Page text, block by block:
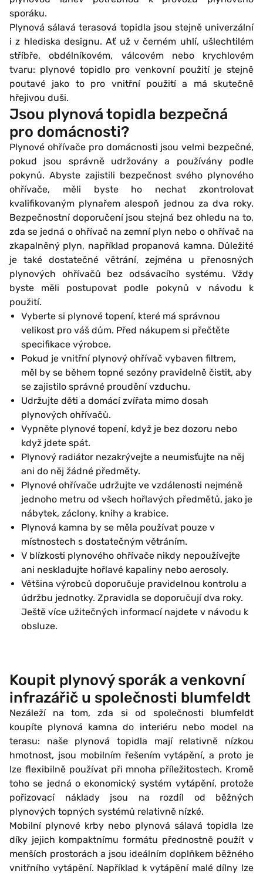
sporáku.
Plynová sálavá terasová topidla jsou stejně univerzální
i z hlediska designu. Ať už v černém uhlí, ušlechtilém
stříbře, obdélníkovém, válcovém nebo krychlovém
tvaru: plynové topidlo pro venkovní použití je stejně
poutavé jako to pro vnitřní použití a má skutečně
hřejivou duši.
Jsou plynová topidla bezpečná
pro domácnosti?
Plynové ohřívače pro domácnosti jsou velmi bezpečné,
pokud jsou správně udržovány a používány podle
pokynů. Abyste zajistili bezpečnost svého plynového
ohřívače, měli byste ho nechat zkontrolovat
kvalifikovaným plynařem alespoň jednou za dva roky.
Bezpečnostní doporučení jsou stejná bez ohledu na to,
zda se jedná o ohřívač na zemní plyn nebo o ohřívač na
zkapalněný plyn, například propanová kamna. Důležité
je také dostatečné větrání, zejména u přenosných
plynových ohřívačů bez odsávacího systému. Vždy
byste měli postupovat podle pokynů v návodu k
použití.
Vyberte si plynové topení, které má správnou
velikost pro váš dům. Před nákupem si přečtěte
specifikace výrobce.
Pokud je vnitřní plynový ohřívač vybaven filtrem,
měl by se během topné sezóny pravidelně čistit, aby
se zajistilo správné proudění vzduchu.
Udržujte děti a domácí zvířata mimo dosah
plynových ohřívačů.
Vypněte plynové topení, když je bez dozoru nebo
když jdete spát.
Plynový radiátor nezakrývejte a neumisťujte na něj
ani do něj žádné předměty.
Plynové ohřívače udržujte ve vzdálenosti nejméně
jednoho metru od všech hořlavých předmětů, jako je
nábytek, záclony, knihy a krabice.
Plynová kamna by se měla používat pouze v
místnostech s dostatečným větráním.
V blízkosti plynového ohřívače nikdy nepoužívejte
ani neskladujte hořlavé kapaliny nebo aerosoly.
Většina výrobců doporučuje pravidelnou kontrolu a
údržbu jednotky. Zpravidla se doporučují dva roky.
Ještě více užitečných informací najdete v návodu k
obsluze.
Koupit plynový sporák a venkovní
infrazářič u společnosti blumfeldt
Nezáleží na tom, zda si od společnosti blumfeldt
koupíte plynová kamna do interiéru nebo model na
terasu: naše plynová topidla mají relativně nízkou
hmotnost, jsou mobilním řešením vytápění, a proto je
lze flexibilně používat při mnoha příležitostech. Kromě
toho se jedná o ekonomický systém vytápění, protože
pořizovací náklady jsou na rozdíl od běžných
plynových topných systémů relativně nízké.
Mobilní plynové krby nebo plynová sálavá topidla lze
díky jejich kompaktnímu formátu přednostně použít v
menších prostorách a jsou ideálním doplňkem běžného
vnitřního vytápění. Například k vytápění malé dílny lze